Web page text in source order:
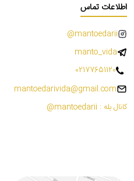
اطلاعات تماس
mantoedarii@
manto_vida
02177651120
mantoedarivida@gmail.com
کانال بله : mantoedarii@